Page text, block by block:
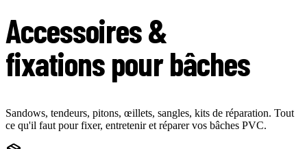
Accessoires &
fixations pour bâches
Sandows, tendeurs, pitons, œillets, sangles, kits de réparation. Tout
ce qu'il faut pour fixer, entretenir et réparer vos bâches PVC.